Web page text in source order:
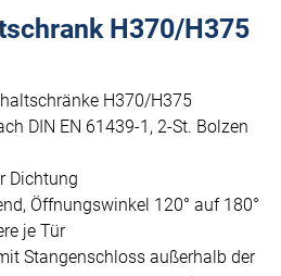
H370/H375
H370/H375
DIN EN 61439-1, 2-St. Bolzen
Dichtung
Öffnungswinkel 120° auf 180°
je Tür
Stangenschloss außerhalb der